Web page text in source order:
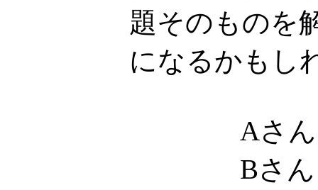
題そのものを
になるかもし
Aさん
Bさん